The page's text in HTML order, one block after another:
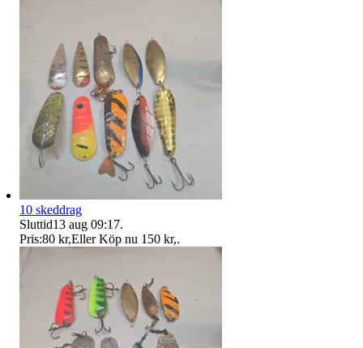
10 skeddrag
Sluttid13 aug 09:17.
Pris:80 kr,Eller Köp nu 150 kr,.